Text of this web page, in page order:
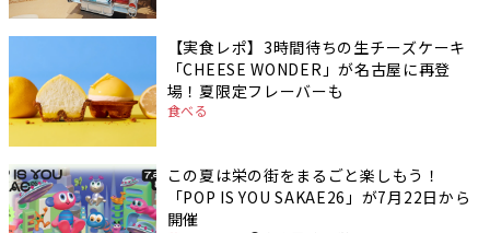
【実食レポ】3時間待ちの生チーズケーキ
「CHEESE WONDER」が名古屋に再登
場！夏限定フレーバーも
食べる
この夏は栄の街をまるごと楽しもう！
「POP IS YOU SAKAE26」が7月22日から
開催